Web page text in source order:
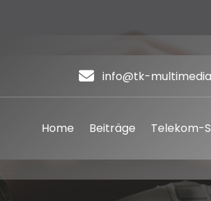
info@tk-
Home Beiträge Telekom-